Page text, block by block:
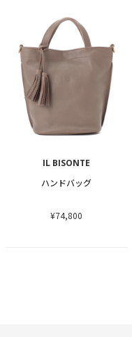
IL BISONTE
ハンドバッグ
¥74,800